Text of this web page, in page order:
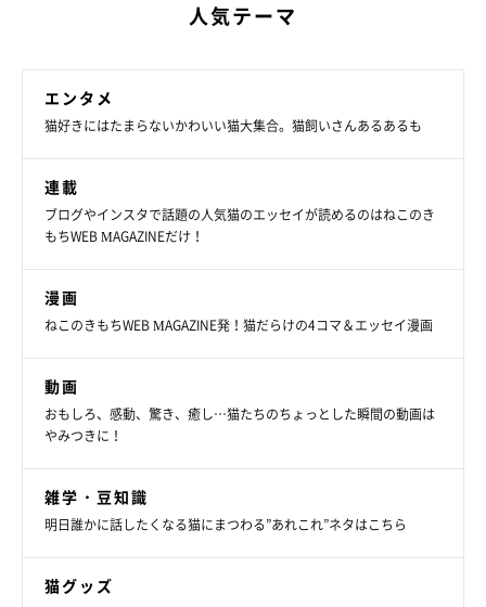
人気テーマ
エンタメ
猫好きにはたまらないかわいい猫大集合。猫飼いさんあるあるも
連載
ブログやインスタで話題の人気猫のエッセイが読めるのはねこのき
もちWEB MAGAZINEだけ！
漫画
ねこのきもちWEB MAGAZINE発！猫だらけの4コマ＆エッセイ漫画
動画
おもしろ、感動、驚き、癒し…猫たちのちょっとした瞬間の動画は
やみつきに！
雑学・豆知識
明日誰かに話したくなる猫にまつわる”あれこれ”ネタはこちら
猫グッズ